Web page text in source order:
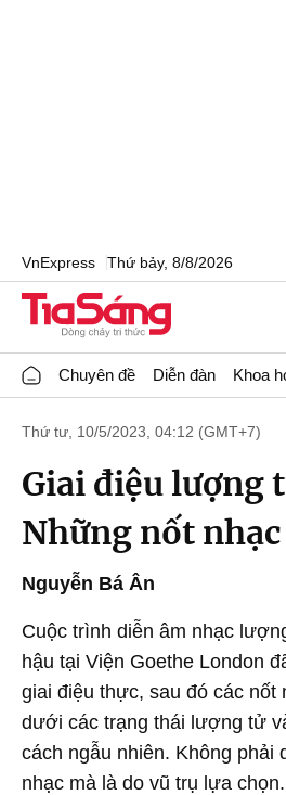
VnExpress Thứ bảy, 8/8/2026
Chuyên đề Diễn đàn Khoa
Thứ tư, 10/5/2023, 04:12 (GMT+7)
Giai điệu lượng
Những nốt
Nguyễn Bá Ân
Cuộc trình diễn âm nhạc
hậu tại Viện Goethe London
giai điệu thực, sau đó các nốt
dưới các trạng thái lượng tử
cách ngẫu nhiên. Không phải
nhạc mà là do vũ trụ lựa chọn.